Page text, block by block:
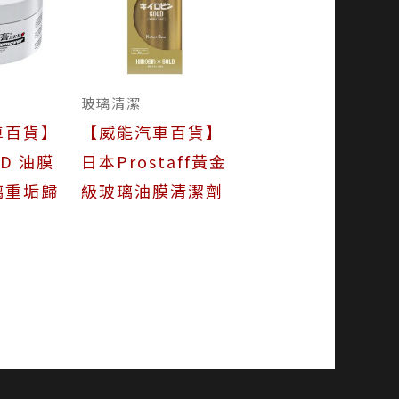
貨】
油膜
垢歸
玻璃清潔
【威能汽車百貨】
日本Prostaff黃金
級玻璃油膜清潔劑